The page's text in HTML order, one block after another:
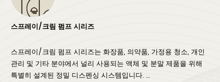
스프레이/크림 펌프 시리즈
스프레이/크림 펌프 시리즈는 화장품, 의약품, 가정용 청소, 개인
관리 및 기타 분야에서 널리 사용되는 액체 및 분말 제품을 위해
특별히 설계된 정밀 디스펜싱 시스템입니다. ...